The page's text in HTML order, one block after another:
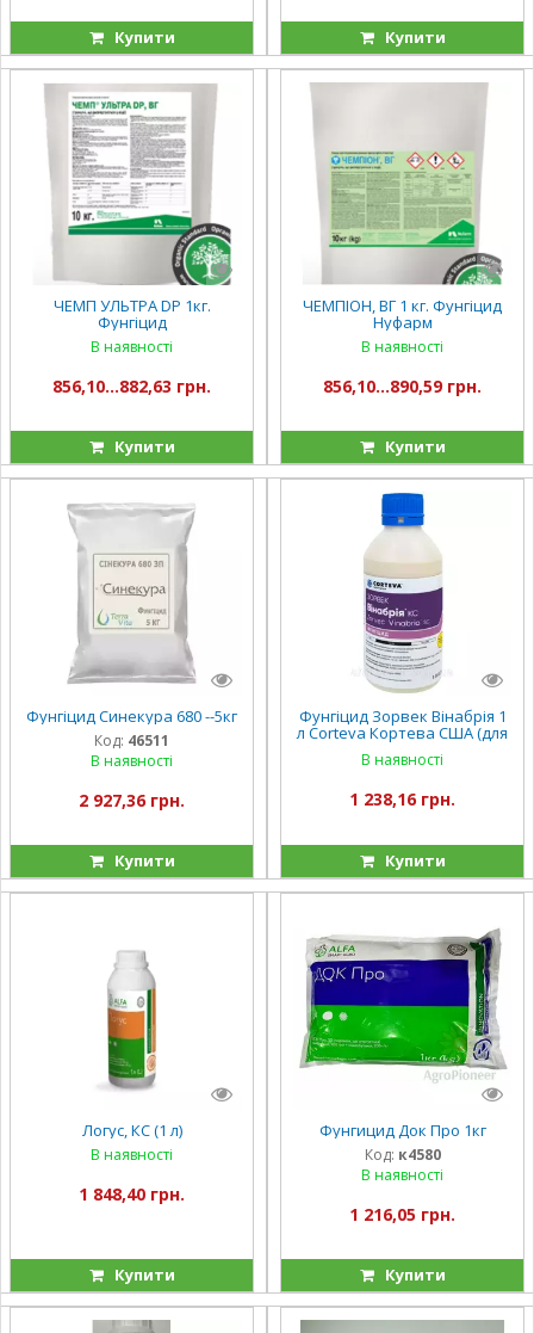
Купити Купити
ЧЕМП УЛЬТРА DP 1кг.
Фунгіцид
В наявності
856,10...882,63 грн.
Купити
ЧЕМПІОН, ВГ 1 кг. Фунгіцид
Нуфарм
В наявності
856,10...890,59 грн.
Купити
Фунгіцид Синекура 680 --5кг
Код: 46511
В наявності
2 927,36 грн.
Купити
Фунгіцид Зорвек Вінабрія 1
л Corteva Кортева США (для
вінограда)
В наявності
1 238,16 грн.
Купити
Логус, КС (1 л)
В наявності
1 848,40 грн.
Купити
Фунгицид Док Про 1кг
Код: к4580
В наявності
1 216,05 грн.
Купити